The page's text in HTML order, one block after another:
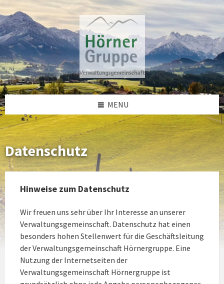
to
content
to
left
sidebar
to
footer
MENU
Datenschutz
Hinweise zum Datenschutz
Wir freuen uns sehr über Ihr Interesse an unserer
Verwaltungsgemeinschaft. Datenschutz hat einen
besonders hohen Stellenwert für die Geschäftsleitung
der Verwaltungsgemeinschaft Hörnergruppe. Eine
Nutzung der Internetseiten der
Verwaltungsgemeinschaft Hörnergruppe ist